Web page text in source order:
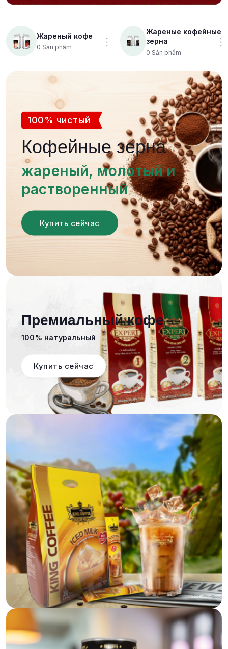
Жареный кофе
0 Sản phẩm
Жареные кофейные
зерна
0 Sản phẩm
100% чистый
Кофейные зерна
жареный, молотый и
растворенный
Купить сейчас
Премиальный кофе
100% натуральный
Купить сейчас